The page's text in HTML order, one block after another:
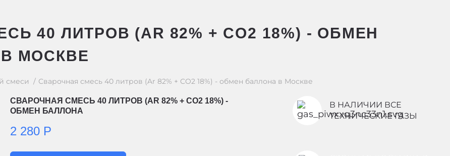
40 ЛИТРОВ (AR 82% + CO2 18%) - ОБМЕН
МОСКВЕ
смеси Сварочная смесь 40 литров (Ar 82% + CO2 18%) - обмен баллона в Москве
СВАРОЧНАЯ СМЕСЬ 40 ЛИТРОВ (AR 82% + CO2 18%) -
ОБМЕН БАЛЛОНА
2 280 Р
В НАЛИЧИИ ВСЕ
ТЕХНИЧЕСКИЕ ГАЗЫ